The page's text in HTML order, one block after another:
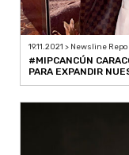
19.11.2021 > Newsline
#MIPCANCÚN
PARA EXPANDIR